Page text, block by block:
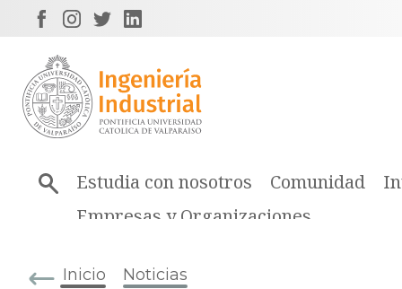
Estudia con nosotros Comunidad
Empresas y Organizaciones
Inicio Noticias